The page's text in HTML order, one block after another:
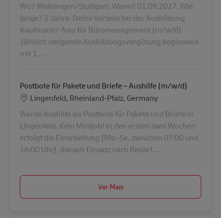
Wo? Waiblingen/Stuttgart. Wann? 01.09.2027. Wie
lange? 3 Jahre. Deine Vorteile bei der Ausbildung
Kaufmann/-frau für Büromanagement (m/w/d).
Jährlich steigende Ausbildungsvergütung beginnend
mit 1....
Postbote für Pakete und Briefe – Aushilfe (m/w/d)
Localização
Lingenfeld, Rheinland-Pfalz, Germany
Werde Aushilfe als Postbote für Pakete und Briefe in
Lingenfeld. Kein Minijob! In den ersten zwei Wochen
erfolgt die Einarbeitung (Mo–Sa, zwischen 07:00 und
16:00 Uhr), danach Einsatz nach Bedarf. ...
Ver Mais